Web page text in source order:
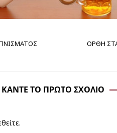
ΟΡΘΗ
ΚΆΝΤΕ ΤΟ ΠΡΏΤΟ ΣΧΌΛΙΟ
.